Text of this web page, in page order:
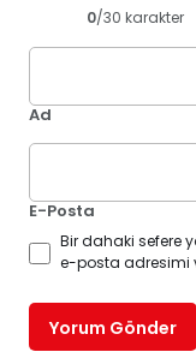
0/30 karakter
Ad
E-Posta
Bir dahaki sefere
e-posta adresimi
Yorum Gönder